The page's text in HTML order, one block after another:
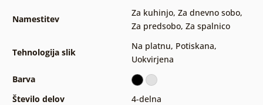
Namestitev
Za kuhinjo, Za dnevno sobo,
Za predsobo, Za spalnico
Tehnologija slik
Na platnu, Potiskana,
Uokvirjena
Barva
Število delov
4-delna